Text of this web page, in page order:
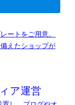
ートをご用意。
えたショップが
ア運営